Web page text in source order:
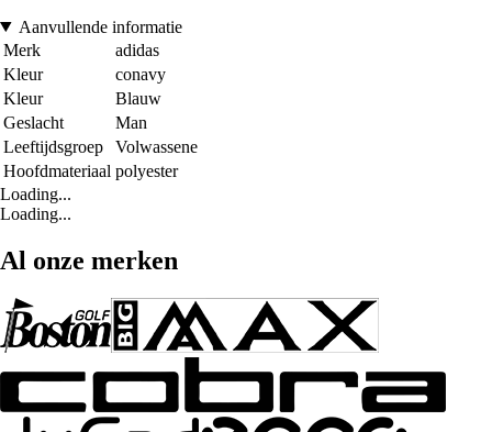
Aanvullende informatie
Merk
adidas
Kleur
conavy
Kleur
Blauw
Geslacht
Man
Leeftijdsgroep
Volwassene
Hoofdmateriaal polyester
Loading...
Loading...
Al onze merken